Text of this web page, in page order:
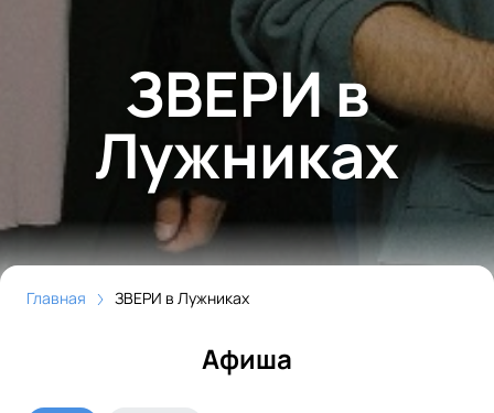
ЗВЕРИ в
Лужниках
Главная ЗВЕРИ в Лужниках
Афиша